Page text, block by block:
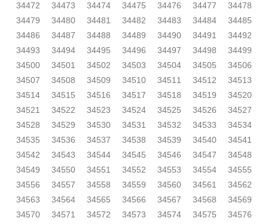
34472
34473 34474 34475 34476 34477
34478
34479
34480 34481 34482 34483 34484
34485
34486
34487 34488 34489 34490 34491
34492
34493
34494 34495 34496 34497 34498
34499
34500
34501 34502 34503 34504 34505
34506
34507
34508 34509 34510 34511 34512
34513
34514
34515 34516 34517 34518 34519
34520
34521
34522 34523 34524 34525 34526
34527
34528
34529 34530 34531 34532 34533
34534
34535
34536 34537 34538 34539 34540
34541
34542
34543 34544 34545 34546 34547
34548
34549
34550 34551 34552 34553 34554
34555
34556
34557 34558 34559 34560 34561
34562
34563
34564 34565 34566 34567 34568
34569
34570
34571 34572 34573 34574 34575
34576